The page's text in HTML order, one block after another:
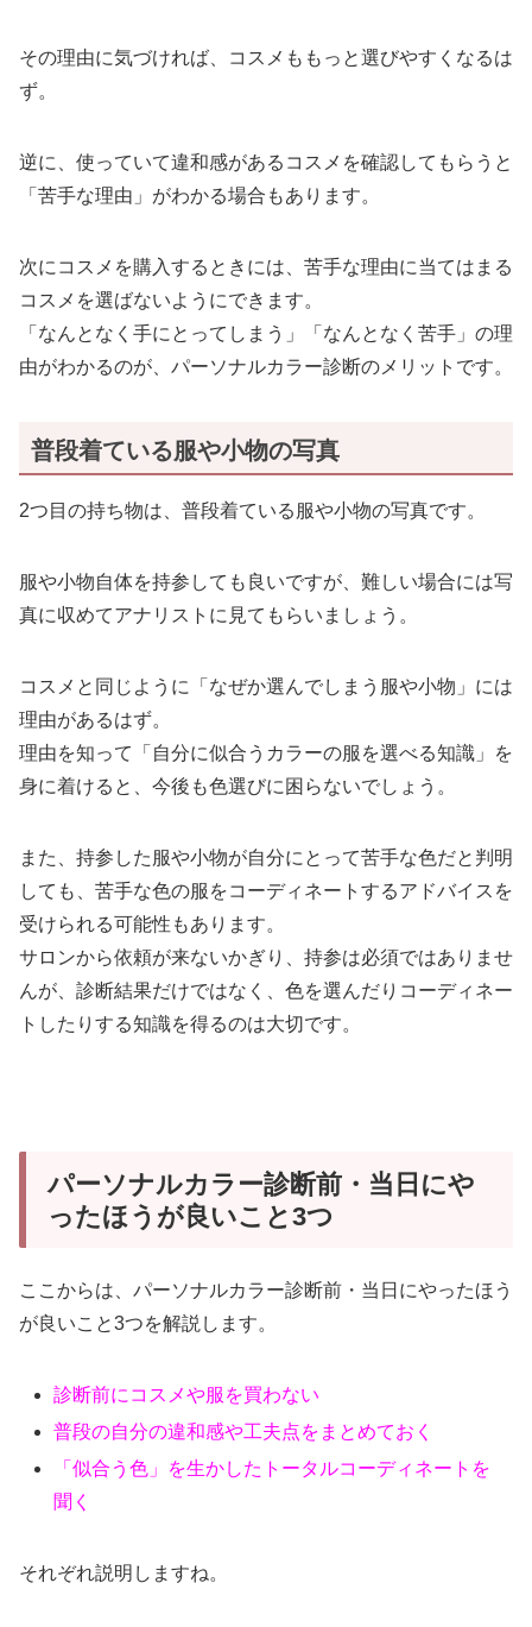
その理由に気づければ、コスメももっと選びやすくなるは
ず。
逆に、使っていて違和感があるコスメを確認してもらうと
「苦手な理由」がわかる場合もあります。
次にコスメを購入するときには、苦手な理由に当てはまる
コスメを選ばないようにできます。
「なんとなく手にとってしまう」「なんとなく苦手」の理
由がわかるのが、パーソナルカラー診断のメリットです。
普段着ている服や小物の写真
2つ目の持ち物は、普段着ている服や小物の写真です。
服や小物自体を持参しても良いですが、難しい場合には写
真に収めてアナリストに見てもらいましょう。
コスメと同じように「なぜか選んでしまう服や小物」には
理由があるはず。
理由を知って「自分に似合うカラーの服を選べる知識」を
身に着けると、今後も色選びに困らないでしょう。
また、持参した服や小物が自分にとって苦手な色だと判明
しても、苦手な色の服をコーディネートするアドバイスを
受けられる可能性もあります。
サロンから依頼が来ないかぎり、持参は必須ではありませ
んが、診断結果だけではなく、色を選んだりコーディネー
トしたりする知識を得るのは大切です。
パーソナルカラー診断前・当日にや
ったほうが良いこと3つ
ここからは、パーソナルカラー診断前・当日にやったほう
が良いこと3つを解説します。
診断前にコスメや服を買わない
普段の自分の違和感や工夫点をまとめておく
「似合う色」を生かしたトータルコーディネートを
聞く
それぞれ説明しますね。